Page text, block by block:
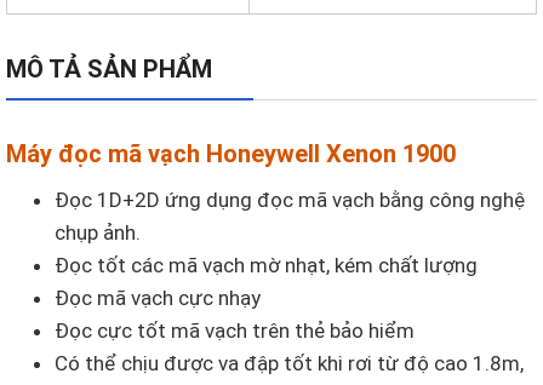
MÔ TẢ SẢN PHẨM
Máy đọc mã vạch Honeywell Xenon 1900
Đọc 1D+2D ứng dụng đọc mã vạch bằng công nghệ
chụp ảnh.
Đọc tốt các mã vạch mờ nhạt, kém chất lượng
Đọc mã vạch cực nhạy
Đọc cực tốt mã vạch trên thẻ bảo hiểm
Có thể chịu được va đập tốt khi rơi từ độ cao 1.8m,